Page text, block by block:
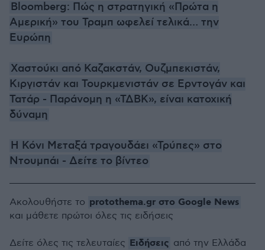
Bloomberg: Πώς η στρατηγική «Πρώτα η
Αμερική» του Τραμπ ωφελεί τελικά… την
Ευρώπη
Χαστούκι από Καζακστάν, Ουζμπεκιστάν,
Κιργιστάν και Τουρκμενιστάν σε Ερντογάν και
Τατάρ - Παράνομη η «ΤΔΒΚ», είναι κατοχική
δύναμη
Η Κόνι Μεταξά τραγουδάει «Τρύπες» στο
Ντουμπάι - Δείτε το βίντεο
Ακολουθήστε το protothema.gr στο Google News
και μάθετε πρώτοι όλες τις ειδήσεις
Δείτε όλες τις τελευταίες Ειδήσεις από την Ελλάδα